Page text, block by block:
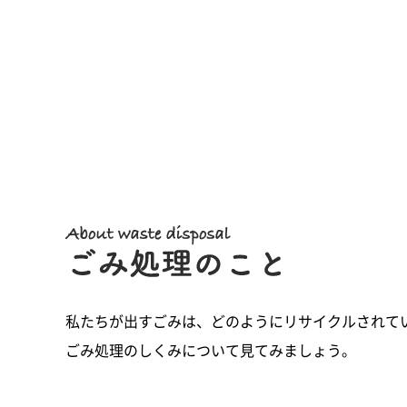
私たちが出すごみは、どのようにリサイクルされて
ごみ処理のしくみについて見てみましょう。